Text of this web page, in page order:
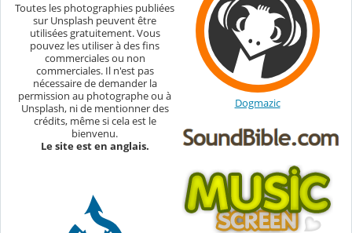
Toutes les photographies publiées
sur Unsplash peuvent être
utilisées gratuitement. Vous
pouvez les utiliser à des fins
commerciales ou non
commerciales. Il n'est pas
nécessaire de demander la
permission au photographe ou à
Unsplash, ni de mentionner des
crédits, même si cela est le
bienvenu.
Le site est en anglais.
Dogmazic